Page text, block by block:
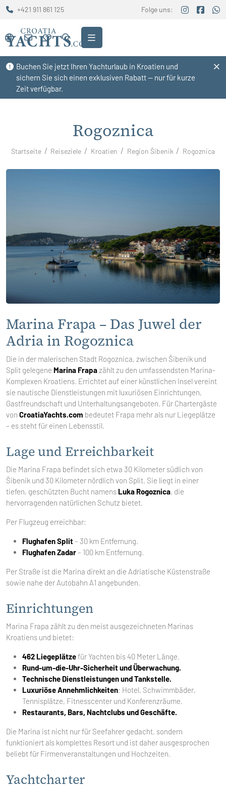
Buchen Sie jetzt Ihren Yachturlaub in Kroatien und
sichern Sie sich einen exklusiven Rabatt — nur für kurze
Zeit verfügbar.
+421 911 861 125 Folge uns:
Rogoznica
Startseite Reiseziele Kroatien Region Šibenik Rogoznica
Marina Frapa – Das Juwel der
Adria in Rogoznica
Die in der malerischen Stadt Rogoznica, zwischen Šibenik und
Split gelegene Marina Frapazählt zu den umfassendsten Marina-
Komplexen Kroatiens. Errichtet auf einer künstlichen Insel vereint
sie nautische Dienstleistungen mit luxuriösen Einrichtungen,
Gastfreundschaft und Unterhaltungsangeboten. Für Chartergäste
von CroatiaYachts.com bedeutet Frapa mehr als nur Liegeplätze
– es steht für einen Lebensstil.
Lage und Erreichbarkeit
Die Marina Frapa befindet sich etwa 30 Kilometer südlich von
Šibenik und 30 Kilometer nördlich von Split. Sie liegt in einer
tiefen, geschützten Bucht namens Luka Rogoznica, die
hervorragenden natürlichen Schutz bietet.
Per Flugzeug erreichbar:
Flughafen Split– 30 km Entfernung.
Flughafen Zadar– 100 km Entfernung.
Per Straße ist die Marina direkt an die Adriatische Küstenstraße
sowie nahe der Autobahn A1 angebunden.
Einrichtungen
Marina Frapa zählt zu den meist ausgezeichneten Marinas
Kroatiens und bietet:
462 Liegeplätzefür Yachten bis 40 Meter Länge.
Rund-um-die-Uhr-Sicherheit und Überwachung.
Technische Dienstleistungen und Tankstelle.
Luxuriöse Annehmlichkeiten: Hotel, Schwimmbäder,
Tennisplätze, Fitnesscenter und Konferenzräume.
Restaurants, Bars, Nachtclubs und Geschäfte.
Die Marina ist nicht nur für Seefahrer gedacht, sondern
funktioniert als komplettes Resort und ist daher ausgesprochen
beliebt für Firmenveranstaltungen und Hochzeiten.
Yachtcharter